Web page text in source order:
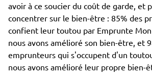
avoir à ce soucier du coût de garde, et
concentrer sur le bien-être : 85% des
confient leur toutou par Emprunte
nous avons amélioré son bien-être, et
emprunteurs qui s'occupent d'un
nous avons amélioré leur propre bien-